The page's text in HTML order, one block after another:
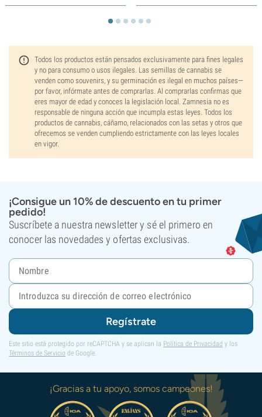
Todos los productos están pensados exclusivamente para fines legales
y no para consumo o usos ilegales. Las semillas de cannabis se
venden como souvenirs, y su germinación es ilegal en muchos países—
por favor, infórmate antes de comprarlas. Al comprarlas confirmas que
eres mayor de edad y conoces la legislación local. Zamnesia no es
responsable de ninguna acción que incumpla estas leyes. Todos los
productos de cannabis, cáñamo, relacionados con las setas y otros que
ofrecemos se venden cumpliendo estrictamente con las leyes locales
en vigor.
¡Consigue un 10% de descuento en tu primer
pedido!
Suscríbete a nuestra newsletter y sé el primero en
conocer las novedades y ofertas exclusivas.
Regístrate
Este sitio está protegido por reCAPTCHA y se aplican la Política de Privacidad y los
Términos de Servicio de Google.
¡Gracias a tu apoyo, somos campeones!